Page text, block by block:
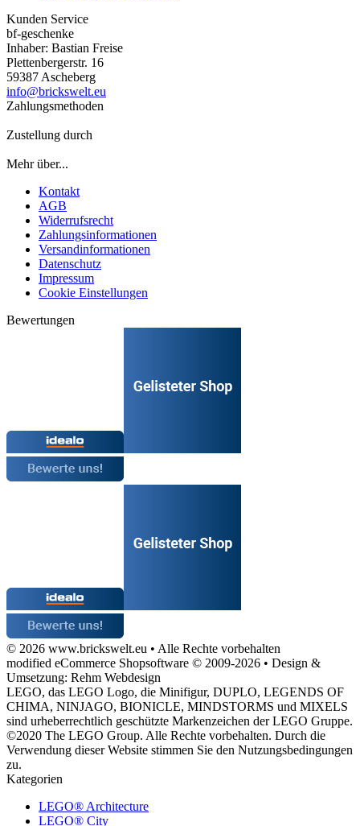
Kunden Service
bf-geschenke
Inhaber: Bastian Freise
Plettenbergerstr. 16
59387 Ascheberg
info@brickswelt.eu
Zahlungsmethoden
Zustellung durch
Mehr über...
Kontakt
AGB
Widerrufsrecht
Zahlungsinformationen
Versandinformationen
Datenschutz
Impressum
Cookie Einstellungen
Bewertungen
© 2026 www.brickswelt.eu • Alle Rechte vorbehalten
modified eCommerce Shopsoftware © 2009-2026 • Design &
Umsetzung: Rehm Webdesign
LEGO, das LEGO Logo, die Minifigur, DUPLO, LEGENDS OF
CHIMA, NINJAGO, BIONICLE, MINDSTORMS und MIXELS
sind urheberrechtlich geschützte Markenzeichen der LEGO Gruppe.
©2020 The LEGO Group. Alle Rechte vorbehalten. Durch die
Verwendung dieser Website stimmen Sie den Nutzungsbedingungen
zu.
Kategorien
LEGO® Architecture
LEGO® City